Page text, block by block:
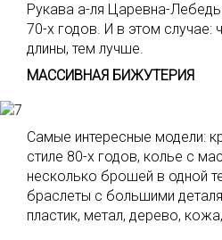
Рукава а-ля Царевна-
70-х годов. И в этом
длины, тем лучше.
МАССИВНАЯ БИЖУТЕРИЯ
Самые интересные модели:
стиле 80-х годов, колье с
несколько брошей в одной
браслеты с большими
пластик, метал, дерево,